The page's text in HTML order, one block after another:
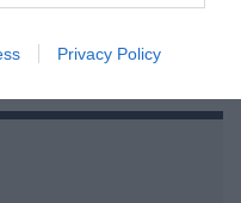
Privacy Policy